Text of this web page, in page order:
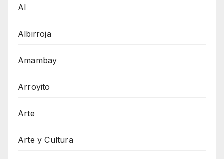
AI
Albirroja
Amambay
Arroyito
Arte
Arte y Cultura